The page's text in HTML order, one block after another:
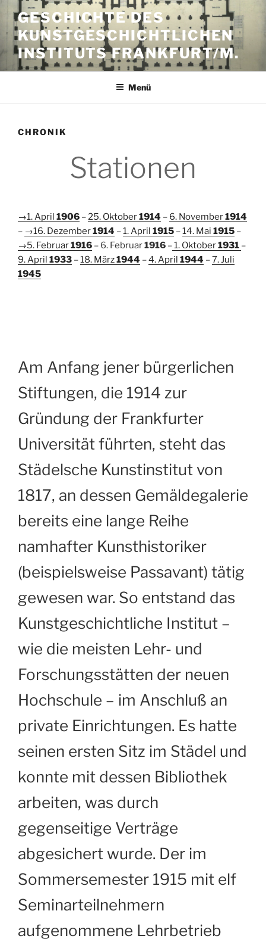
Inhalt
springen
GESCHICHTE DES
KUNSTGESCHICHTLICHEN
INSTITUTS FRANKFURT/M.
Menü
CHRONIK
Stationen
→1. April 1906 –25. Oktober1914 – 6. November1914
– →16. Dezember1914 –1. April 1915 –14. Mai 1915 –
→5. Februar1916 – 6. Februar1916 –1. Oktober1931 –
9. April 1933 –18. März1944 –4. April 1944 –7. Juli
1945
Am Anfang jener bürgerlichen
Stiftungen, die 1914 zur
Gründung der Frankfurter
Universität führten, steht das
Städelsche Kunstinstitut von
1817, an dessen Gemäldegalerie
bereits eine lange Reihe
namhafter Kunsthistoriker
(beispielsweise Passavant) tätig
gewesen war. So entstand das
Kunstgeschichtliche Institut –
wie die meisten Lehr- und
Forschungsstätten der neuen
Hochschule – im Anschluß an
private Einrichtungen. Es hatte
seinen ersten Sitz im Städel und
konnte mit dessen Bibliothek
arbeiten, was durch
gegenseitige Verträge
abgesichert wurde. Der im
Sommersemester 1915 mit elf
Seminarteilnehmern
aufgenommene Lehrbetrieb